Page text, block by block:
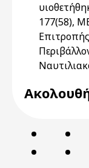
177(58),